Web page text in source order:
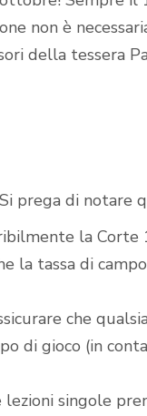
non è
della tessera
prega di notare
la Corte
la tassa di
che
di gioco (in
singole